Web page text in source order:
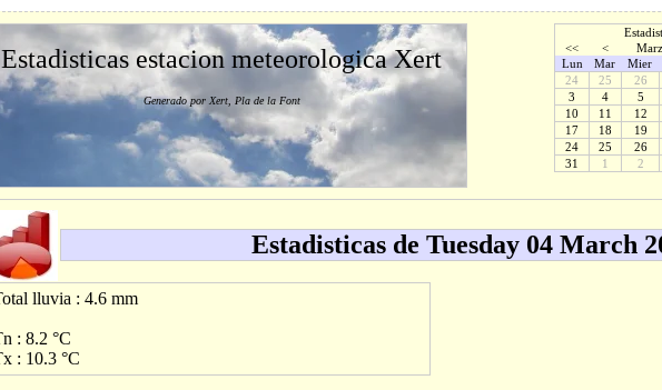
<<
<
Lun
Mar Mier
24
25 26
3
4 5
10
11 12
17
18 19
24
25 26
31
1 2
Estadisticas estacion meteorologica Xert
Generado por Xert, Pla de la Font